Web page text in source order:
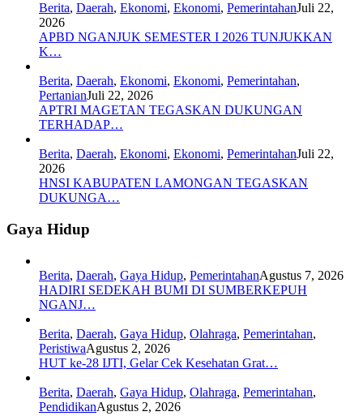
Berita, Daerah, Ekonomi, Ekonomi, PemerintahanJuli 22,
2026
APBD NGANJUK SEMESTER I 2026 TUNJUKKAN
K…
Berita, Daerah, Ekonomi, Ekonomi, Pemerintahan,
PertanianJuli 22, 2026
APTRI MAGETAN TEGASKAN DUKUNGAN
TERHADAP…
Berita, Daerah, Ekonomi, Ekonomi, PemerintahanJuli 22,
2026
HNSI KABUPATEN LAMONGAN TEGASKAN
DUKUNGA…
Gaya Hidup
Berita, Daerah, Gaya Hidup, PemerintahanAgustus 7, 2026
HADIRI SEDEKAH BUMI DI SUMBERKEPUH
NGANJ…
Berita, Daerah, Gaya Hidup, Olahraga, Pemerintahan,
PeristiwaAgustus 2, 2026
HUT ke-28 IJTI, Gelar Cek Kesehatan Grat…
Berita, Daerah, Gaya Hidup, Olahraga, Pemerintahan,
PendidikanAgustus 2, 2026